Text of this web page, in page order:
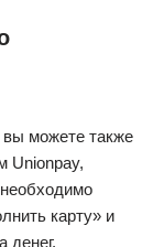
вы можете также
Unionpay,
карту» и
денег.